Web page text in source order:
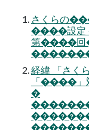
さくらの
����設
第����回
経緯 「さく
「����
�